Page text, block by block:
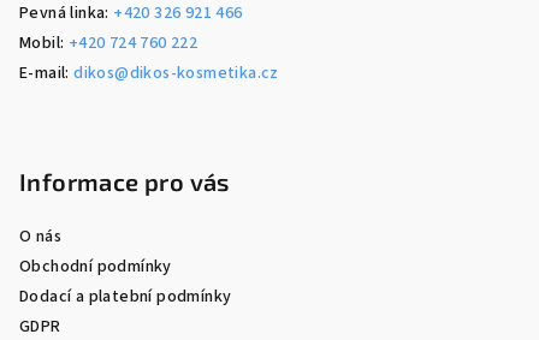
Pevná linka: +420 326 921 466
Mobil: +420 724 760 222
E-mail:dikos@dikos-kosmetika.cz
Informace pro vás
O nás
Obchodní podmínky
Dodací a platební podmínky
GDPR